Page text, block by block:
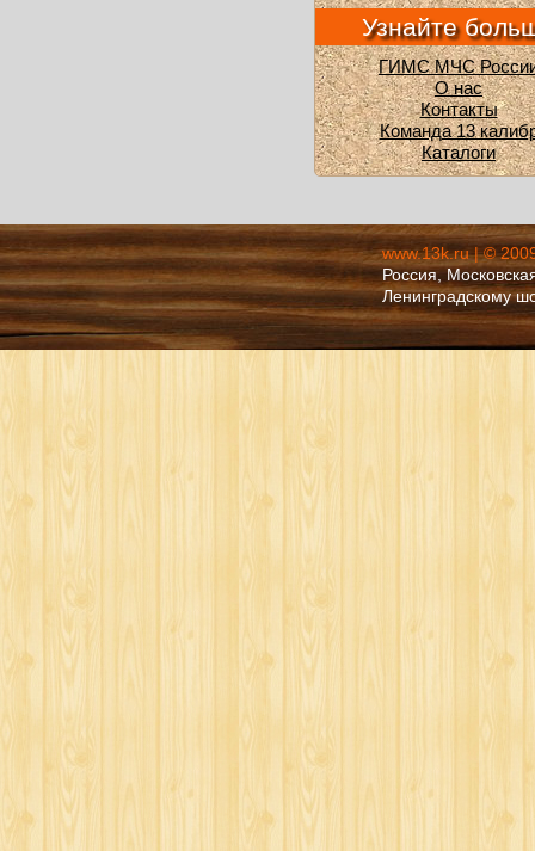
Узнайте
ГИМС МЧС
О нас
Контакты
Команда 13
Каталоги
www.13k.ru | ©
Россия,
Ленинградскому